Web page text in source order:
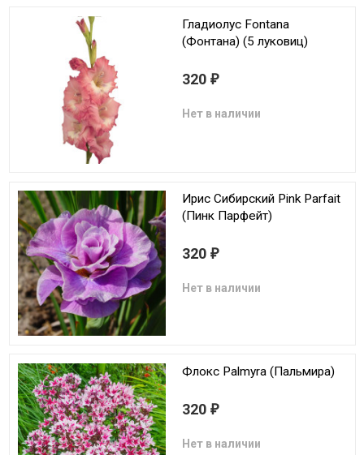
Гладиолус Fontana
(Фонтана) (5 луковиц)
320 ₽
Нет в наличии
Ирис Сибирский Pink Parfait
(Пинк Парфейт)
320 ₽
Нет в наличии
Флокс Palmyra (Пальмира)
320 ₽
Нет в наличии